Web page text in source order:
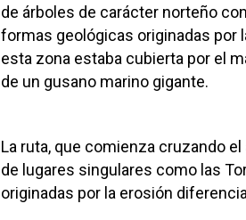
de árboles de carácter norteño
formas geológicas originadas por
esta zona estaba cubierta por el
de un gusano marino gigante.
La ruta, que comienza cruzando
de lugares singulares como las
originadas por la erosión